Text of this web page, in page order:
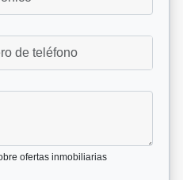
ofertas inmobiliarias